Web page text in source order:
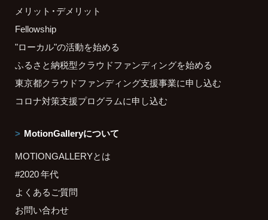
メリット・デメリット
Fellowship
"ローカル"の活動を始める
ふるさと納税型クラウドファンディングを始める
東京都クラウドファンディング支援事業に申し込む
コロナ対策支援プログラムに申し込む
MotionGalleryについて
MOTIONGALLERYとは
#2020 年代
よくあるご質問
お問い合わせ